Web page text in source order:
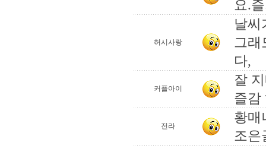
요.
허시사랑
날씨
그래
다,
커플아이
잘
즐감
전라
황매
조은